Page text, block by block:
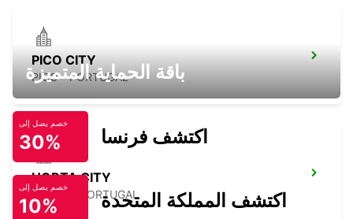
PICO CITY
PICO - PORTUGAL
HORTA CITY
HORTA - PORTUGAL
باقة الحماية المتميزة
خصم يصل إلى
30% اكتشف فرنسا
خصم يصل إلى
10% اكتشف المملكة المتحدة